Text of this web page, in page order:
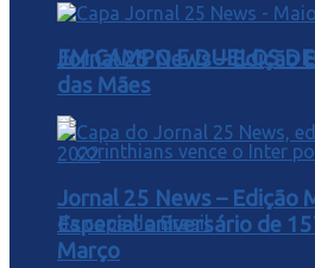
EM CAMPO E DUELOS
Jornal 25 News – Edição
das Mães
Jornal 25 News – Edição
Especial aniversário de
Março